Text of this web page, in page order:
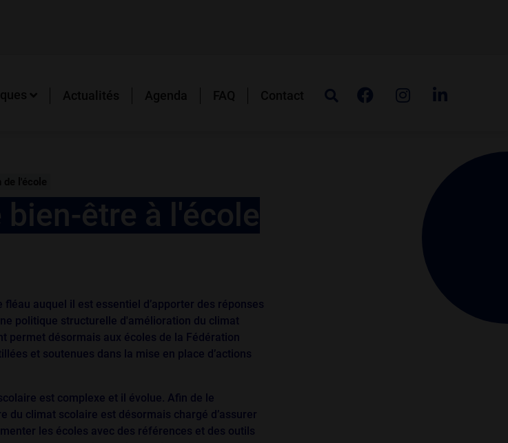
Actualités Agenda FAQ Contact
être à l'école
auquel il est essentiel d’apporter des réponses
politique structurelle d'amélioration du climat
permet désormais aux écoles de la Fédération
et soutenues dans la mise en place d’actions
est complexe et il évolue. Afin de le
du climat scolaire est désormais chargé d’assurer
les écoles avec des références et des outils